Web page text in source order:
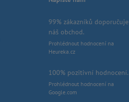
99% zákazníků doporučuje
náš obchod.
Prohlédnout hodnocení na
Heureka.cz
100% pozitivní hodnocení.
Prohlédnout hodnocení na
Google.com